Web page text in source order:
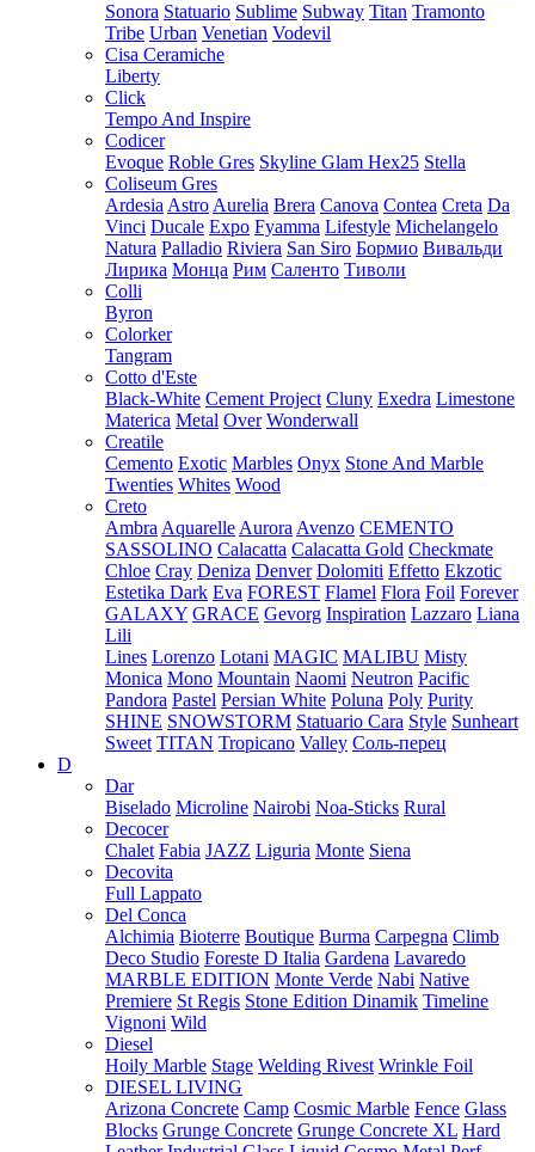
Sonora Statuario Sublime Subway Titan Tramonto
Tribe Urban Venetian Vodevil
Cisa Ceramiche
Liberty
Click
Tempo And Inspire
Codicer
Evoque Roble Gres Skyline Glam Hex25 Stella
Coliseum Gres
Ardesia Astro Aurelia Brera Canova Contea Creta Da
Vinci Ducale Expo Fyamma Lifestyle Michelangelo
Natura Palladio Riviera San Siro Бормио Вивальди
Лирика Монца Рим Саленто Тиволи
Colli
Byron
Colorker
Tangram
Cotto d'Este
Black-White Cement Project Cluny Exedra Limestone
Materica Metal Over Wonderwall
Creatile
Cemento Exotic Marbles Onyx Stone And Marble
Twenties Whites Wood
Creto
Ambra Aquarelle Aurora Avenzo CEMENTO
SASSOLINO Calacatta Calacatta Gold Checkmate
Chloe Cray Deniza Denver Dolomiti Effetto Ekzotic
Estetika Dark Eva FOREST Flamel Flora Foil Forever
GALAXY GRACE Gevorg Inspiration Lazzaro Liana
Lili
Lines Lorenzo Lotani MAGIC MALIBU Misty
Monica Mono Mountain Naomi Neutron Pacific
Pandora Pastel Persian White Poluna Poly Purity
SHINE SNOWSTORM Statuario Cara Style Sunheart
Sweet TITAN Tropicano Valley Соль-перец
D
Dar
Biselado Microline Nairobi Noa-Sticks Rural
Decocer
Chalet Fabia JAZZ Liguria Monte Siena
Decovita
Full Lappato
Del Conca
Alchimia Bioterre Boutique Burma Carpegna Climb
Deco Studio Foreste D Italia Gardena Lavaredo
MARBLE EDITION Monte Verde Nabi Native
Premiere St Regis Stone Edition Dinamik Timeline
Vignoni Wild
Diesel
Hoily Marble Stage Welding Rivest Wrinkle Foil
DIESEL LIVING
Arizona Concrete Camp Cosmic Marble Fence Glass
Blocks Grunge Concrete Grunge Concrete XL Hard